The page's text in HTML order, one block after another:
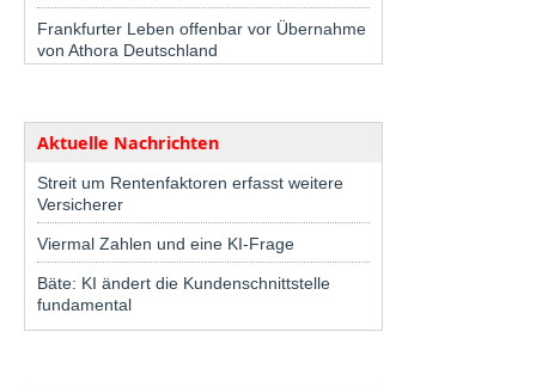
Frankfurter Leben offenbar vor Übernahme
von Athora Deutschland
Aktuelle Nachrichten
Streit um Rentenfaktoren erfasst weitere
Versicherer
Viermal Zahlen und eine KI-Frage
Bäte: KI ändert die Kundenschnittstelle
fundamental